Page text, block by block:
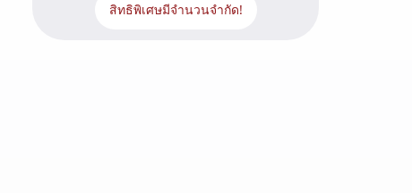
สิทธิพิเศษมีจำนวนจำกัด!